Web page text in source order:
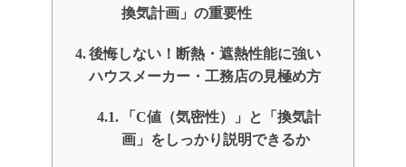
換気計画」の重要性
後悔しない！断熱・遮熱性能に強い
ハウスメーカー・工務店の見極め方
「C値（気密性）」と「換気計
画」をしっかり説明できるか